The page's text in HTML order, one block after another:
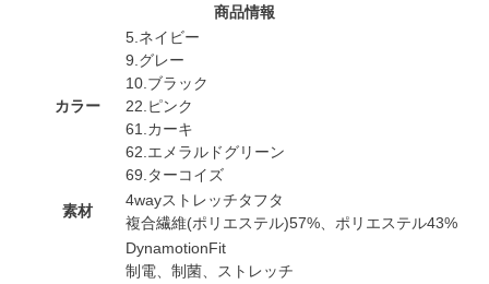
商品情報
カラー
5.ネイビー
9.グレー
10.ブラック
22.ピンク
61.カーキ
62.エメラルドグリーン
69.ターコイズ
素材
4wayストレッチタフタ
複合繊維(ポリエステル)57%、ポリエステル43%
DynamotionFit
制電、制菌、ストレッチ